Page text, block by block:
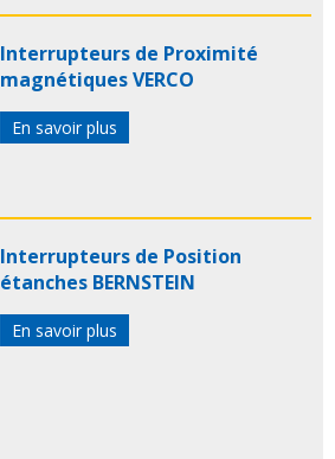
Interrupteurs de Proximité
magnétiques VERCO
En savoir plus
Interrupteurs de Position
étanches BERNSTEIN
En savoir plus